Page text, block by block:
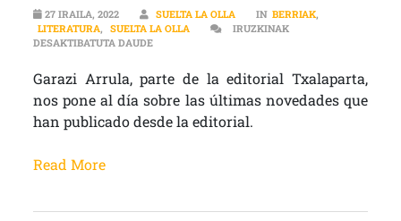
27 IRAILA, 2022 SUELTA LA OLLA IN BERRIAK,
LITERATURA, SUELTA LA OLLA
IRUZKINAK
DESAKTIBATUTA DAUDELITERATURA | RECOMENDACIONES DE OTOÑO
Garazi Arrula, parte de la editorial Txalaparta,
nos pone al día sobre las últimas novedades que
han publicado desde la editorial.
Read More